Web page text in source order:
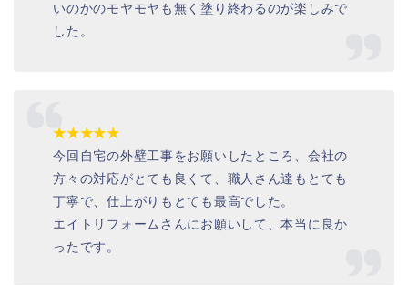
いのかのモヤモヤも無く塗り終わるのが楽しみで
した。
★★★★★
今回自宅の外壁工事をお願いしたところ、会社の
方々の対応がとても良くて、職人さん達もとても
丁寧で、仕上がりもとても最高でした。
エイトリフォームさんにお願いして、本当に良か
ったです。